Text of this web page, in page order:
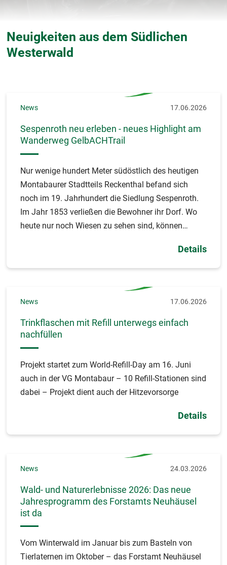
Neuigkeiten aus dem Südlichen
Westerwald
News 17.06.2026
Sespenroth neu erleben - neues Highlight am
Wanderweg GelbACHTrail
Nur wenige hundert Meter südöstlich des heutigen
Montabaurer Stadtteils Reckenthal befand sich
noch im 19. Jahrhundert die Siedlung Sespenroth.
Im Jahr 1853 verließen die Bewohner ihr Dorf. Wo
heute nur noch Wiesen zu sehen sind, können
Details
News 17.06.2026
Trinkflaschen mit Refill unterwegs einfach
nachfüllen
Projekt startet zum World-Refill-Day am 16. Juni
auch in der VG Montabaur – 10 Refill-Stationen sind
dabei – Projekt dient auch der Hitzevorsorge
Details
News 24.03.2026
Wald- und Naturerlebnisse 2026: Das neue
Jahresprogramm des Forstamts Neuhäusel
ist da
Vom Winterwald im Januar bis zum Basteln von
Tierlaternen im Oktober – das Forstamt Neuhäusel